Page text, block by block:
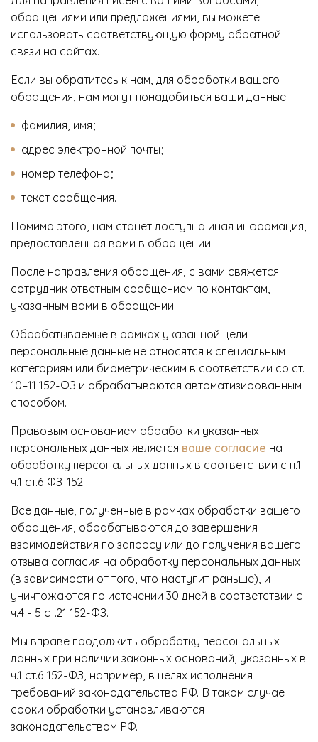
обращениями или предложениями, вы можете
использовать соответствующую форму обратной
связи на сайтах.
Если вы обратитесь к нам, для обработки вашего
обращения, нам могут понадобиться ваши данные:
фамилия, имя;
адрес электронной почты;
номер телефона;
текст сообщения.
Помимо этого, нам станет доступна иная информация,
предоставленная вами в обращении.
После направления обращения, с вами свяжется
сотрудник ответным сообщением по контактам,
указанным вами в обращении
Обрабатываемые в рамках указанной цели
персональные данные не относятся к специальным
категориям или биометрическим в соответствии со ст.
10–11 152-ФЗ и обрабатываются автоматизированным
способом.
Правовым основанием обработки указанных
персональных данных является ваше согласие на
обработку персональных данных в соответствии с п.1
ч.1 ст.6 ФЗ-152
Все данные, полученные в рамках обработки вашего
обращения, обрабатываются до завершения
взаимодействия по запросу или до получения вашего
отзыва согласия на обработку персональных данных
(в зависимости от того, что наступит раньше), и
уничтожаются по истечении 30 дней в соответствии с
ч.4 - 5 ст.21 152-ФЗ.
Мы вправе продолжить обработку персональных
данных при наличии законных оснований, указанных в
ч.1 ст.6 152-ФЗ, например, в целях исполнения
требований законодательства РФ. В таком случае
сроки обработки устанавливаются
законодательством РФ.